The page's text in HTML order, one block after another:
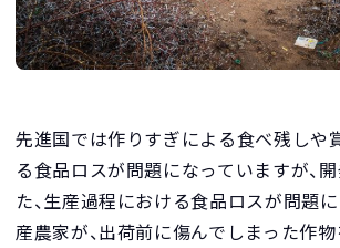
先進国では作りすぎによる食べ残しや
る食品ロスが問題になっていますが、
た、生産過程における食品ロスが問題
産農家が、出荷前に傷んでしまった作